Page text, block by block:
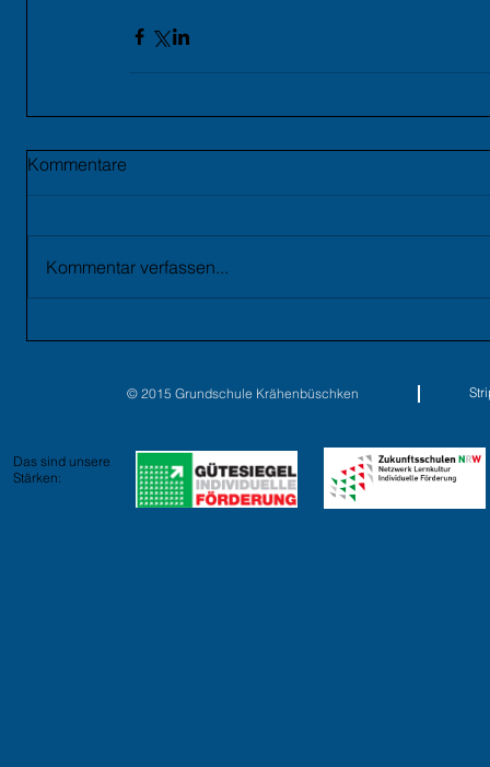
Kommentare
Kommentar verfassen...
© 2015 Grundschule Krähenbüschken
Das sind unsere
Stärken: